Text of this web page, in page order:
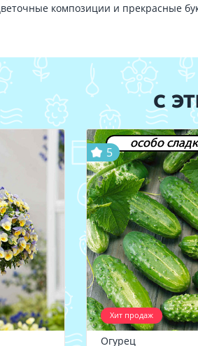
композиции и прекрасные
С
особо
Хит продаж
5
Огурец